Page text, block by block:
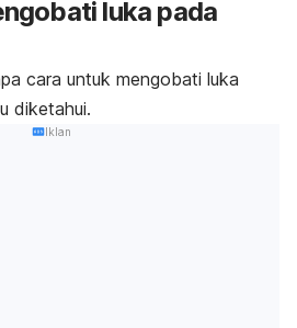
luka pada
cara untuk mengobati luka
diketahui.
Iklan